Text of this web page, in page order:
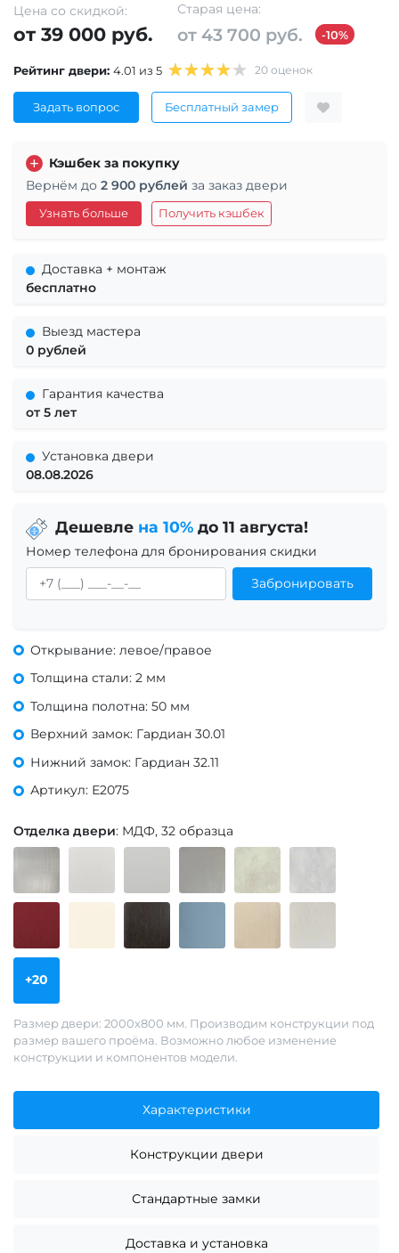
Цена со скидкой:
от 39 000 руб.
Старая цена:
от 43 700 руб. -10%
Рейтинг двери: 4.01 из 5 20 оценок
Задать вопрос Бесплатный замер
Кэшбек за покупку
Вернём до 2 900 рублей за заказ двери
Узнать больше Получить кэшбек
Доставка + монтаж
бесплатно
Выезд мастера
0 рублей
Гарантия качества
от 5 лет
Установка двери
08.08.2026
Дешевле на 10%до 11 августа!
Номер телефона для бронирования скидки
Забронировать
Открывание: левое/правое
Толщина стали: 2 мм
Толщина полотна: 50 мм
Верхний замок: Гардиан 30.01
Нижний замок: Гардиан 32.11
Артикул: Е2075
Отделка двери: МДФ, 32 образца
+20
Размер двери: 2000х800 мм. Производим конструкции под
размер вашего проёма. Возможно любое изменение
конструкции и компонентов модели.
Характеристики
Конструкции двери
Стандартные замки
Доставка и установка